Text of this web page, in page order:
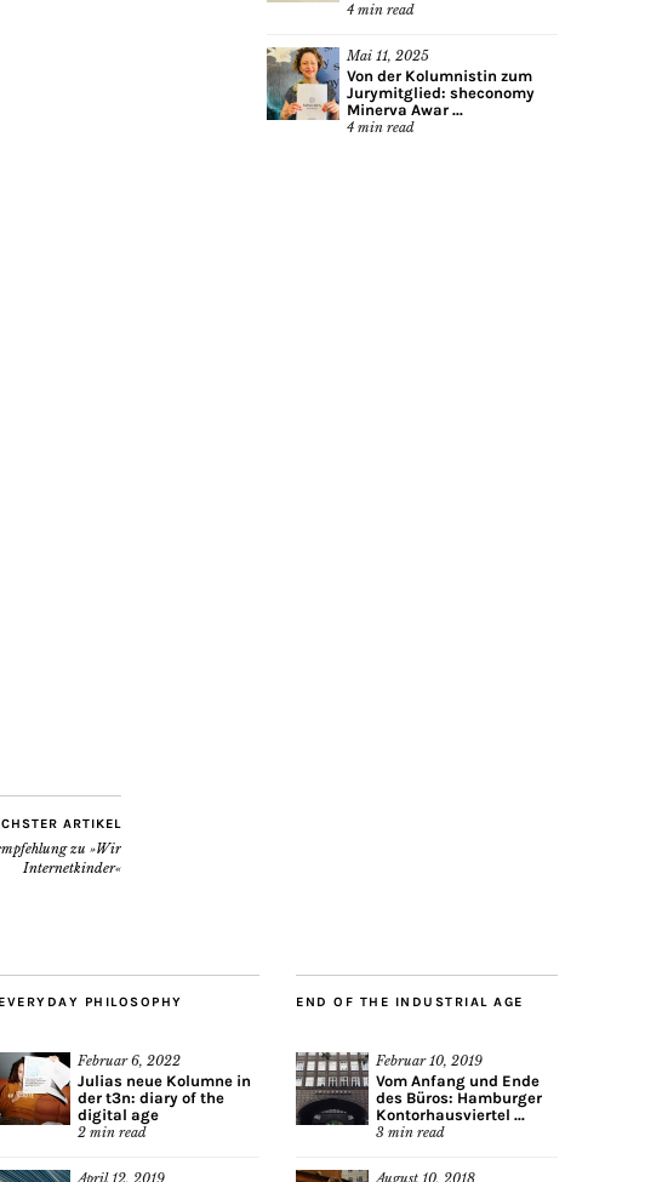
ARTIKEL
zu »Wir
Internetkinder«
4 min read
Mai 11, 2025
Von der Kolumnistin zum
Jurymitglied: sheconomy
Minerva Awar ...
4 min read
EVERYDAY PHILOSOPHY
Februar 6, 2022
Julias neue Kolumne in
der t3n: diary of the
digital age
2 min read
April 12, 2019
END OF THE INDUSTRIAL AGE
Februar 10, 2019
Vom Anfang und Ende
des Büros: Hamburger
Kontorhausviertel ...
3 min read
August 10, 2018